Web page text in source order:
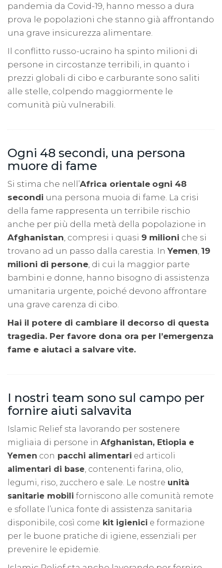
pandemia da Covid-19, hanno messo a dura
prova le popolazioni che stanno già affrontando
una grave insicurezza alimentare.
Il conflitto russo-ucraino ha spinto milioni di
persone in circostanze terribili, in quanto i
prezzi globali di cibo e carburante sono saliti
alle stelle, colpendo maggiormente le
comunità più vulnerabili.
Ogni 48 secondi, una persona
muore di fame
Si stima che nell’Africa orientale ogni 48
secondi una persona muoia di fame. La crisi
della fame rappresenta un terribile rischio
anche per più della metà della popolazione in
Afghanistan , compresi i quasi 9 milioni che si
trovano ad un passo dalla carestia. InYemen 19
milioni di persone , di cui la maggior parte
bambini e donne, hanno bisogno di assistenza
umanitaria urgente, poiché devono affrontare
una grave carenza di cibo.
Hai il potere di cambiare il decorso di questa
tragedia. Per favore dona ora per l’emergenza
fame e aiutaci a salvare vite.
I nostri team sono sul campo per
fornire aiuti salvavita
Islamic Relief sta lavorando per sostenere
migliaia di persone in Afghanistan, Etiopia e
Yemen con pacchi alimentari ed articoli
alimentari di base , contenenti farina, olio,
legumi, riso, zucchero e sale. Le nostre unità
sanitarie mobili forniscono alle comunità remote
e sfollate l’unica fonte di assistenza sanitaria
disponibile, così come kit igienici e formazione
per le buone pratiche di igiene, essenziali per
prevenire le epidemie.